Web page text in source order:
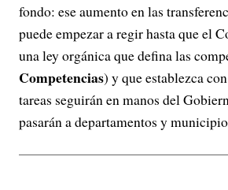
fondo: ese aumento en las
puede empezar a regir hasta que el
una ley orgánica que defina las
Competencias) y que establezca
tareas seguirán en manos del
pasarán a departamentos y